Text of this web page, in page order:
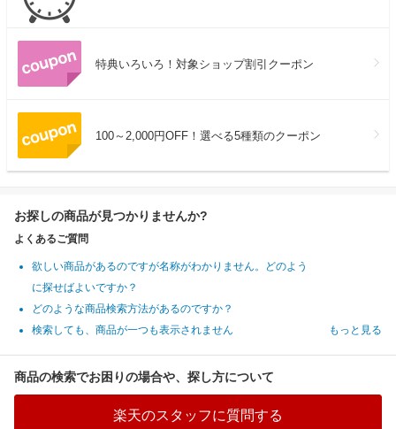
特典いろいろ！対象ショップ割引クーポン
100～2,000円OFF！選べる5種類のクーポン
お探しの商品が見つかりませんか?
よくあるご質問
欲しい商品があるのですが名称がわかりません。どのよう
に探せばよいですか？
どのような商品検索方法があるのですか？
検索しても、商品が一つも表示されません
もっと見る
商品の検索でお困りの場合や、探し方について
楽天のスタッフに質問する